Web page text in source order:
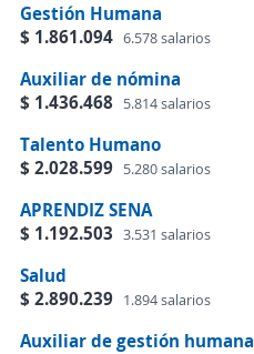
Gestión Humana
$ 1.861.094 6.578 salarios
Auxiliar de nómina
$ 1.436.468
5.814 salarios
Talento Humano
$ 2.028.599 5.280 salarios
APRENDIZ SENA
$ 1.192.503 3.531 salarios
Salud
$ 2.890.239 1.894 salarios
Auxiliar de gestión humana